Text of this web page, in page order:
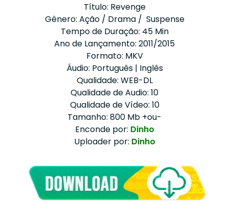
Título: Revenge
Gênero: Ação / Drama / Suspense
Tempo de Duração: 45 Min
Ano de Lançamento: 2011/2015
Formato: MKV
Áudio: Português | Inglês
Qualidade: WEB-DL
Qualidade de Audio: 10
Qualidade de Vídeo: 10
Tamanho: 800 Mb +ou-
Enconde por: Dinho
Uploader por: Dinho